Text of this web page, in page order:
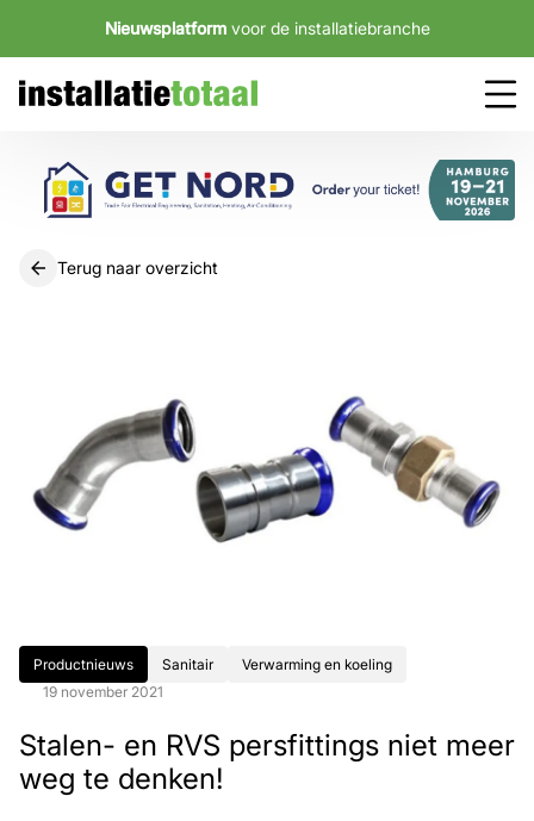
Nieuwsplatform voor de installatiebranche
Terug naar overzicht
Productnieuws Sanitair
Verwarming en koeling
19 november 2021
Stalen- en RVS persfittings niet meer
weg te denken!